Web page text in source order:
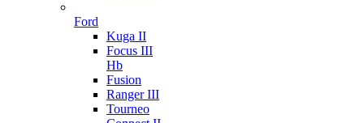
Ford
Kuga II
Focus III
Hb
Fusion
Ranger III
Tourneo